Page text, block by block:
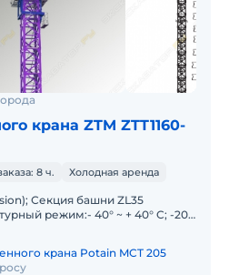
крана ZTM ZTT1160-
8 ч. Холодная аренда
Секция башни ZL35
режим:- 40° ~ + 40° C; -20°
крана Potain MCT 205